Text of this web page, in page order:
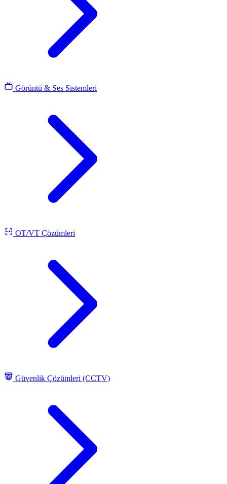
Görüntü & Ses Sistemleri
OT/VT Çözümleri
Güvenlik Çözümleri (CCTV)